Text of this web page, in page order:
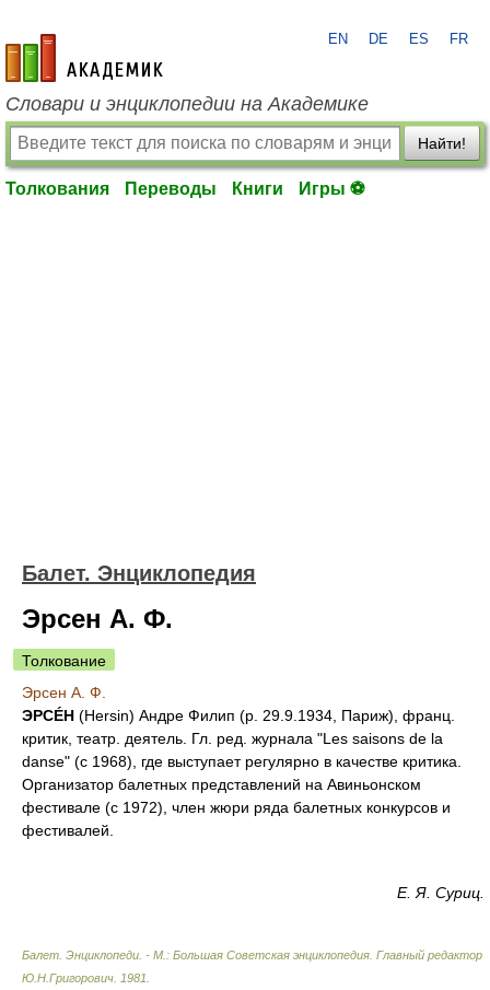
academic.ru
EN DE ES FR
Словари и энциклопедии на Академике
Найти!
Толкования Переводы Книги Игры ⚽
Балет. Энциклопедия
Эрсен А. Ф.
Толкование
Эрсен А. Ф.
ЭРСÉН (Hersin) Андре Филип (р. 29.9.1934, Париж), франц.
критик, театр. деятель. Гл. ред. журнала "Les saisons de la
danse" (с 1968), где выступает регулярно в качестве критика.
Организатор балетных представлений на Авиньонском
фестивале (с 1972), член жюри ряда балетных конкурсов и
фестивалей.
Е. Я. Суриц.
Балет. Энциклопеди. - М.: Большая Советская энциклопедия Главный редактор
Ю.Н.Григорович 1981